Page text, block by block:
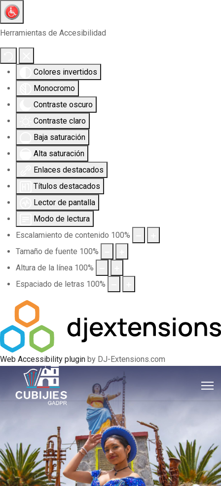
Herramientas de Accesibilidad
Colores invertidos
Monocromo
Contraste oscuro
Contraste claro
Baja saturación
Alta saturación
Enlaces destacados
Títulos destacados
Lector de pantalla
Modo de lectura
Escalamiento de contenido 100%
Tamaño de fuente 100%
Altura de la línea 100%
Espaciado de letras 100%
Web Accessibility plugin by DJ-Extensions.com